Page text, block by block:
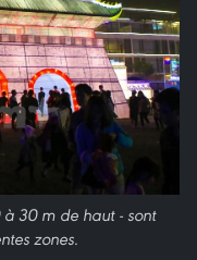
30 m de haut - sont
zones.